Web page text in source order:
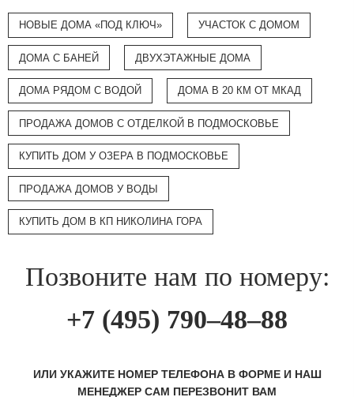
НОВЫЕ ДОМА «ПОД КЛЮЧ» УЧАСТОК С ДОМОМ
ДОМА С БАНЕЙ ДВУХЭТАЖНЫЕ ДОМА
ДОМА РЯДОМ С ВОДОЙ ДОМА В 20 КМ ОТ МКАД
ПРОДАЖА ДОМОВ С ОТДЕЛКОЙ В ПОДМОСКОВЬЕ
КУПИТЬ ДОМ У ОЗЕРА В ПОДМОСКОВЬЕ
ПРОДАЖА ДОМОВ У ВОДЫ
КУПИТЬ ДОМ В КП НИКОЛИНА ГОРА
Позвоните нам по номеру:
+7 (495) 790–48–88
ИЛИ УКАЖИТЕ НОМЕР ТЕЛЕФОНА В ФОРМЕ И НАШ
МЕНЕДЖЕР САМ ПЕРЕЗВОНИТ ВАМ